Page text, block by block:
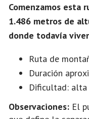
Comenzamos esta
1.486 metros de
donde todavía
Ruta de
Duración
Dificultad: alta
Observaciones: El